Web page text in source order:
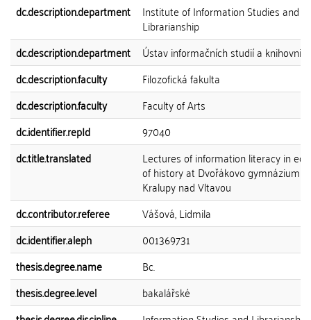
dc.description.department
Institute of Information Studies and
Librarianship
dc.description.department
Ústav informačních studií a
dc.description.faculty
Filozofická fakulta
dc.description.faculty
Faculty of Arts
dc.identifier.repId
97040
dc.title.translated
Lectures of information literacy in
of history at Dvořákovo gymnázium in
Kralupy nad Vltavou
dc.contributor.referee
Vášová, Lidmila
dc.identifier.aleph
001369731
thesis.degree.name
Bc.
thesis.degree.level
bakalářské